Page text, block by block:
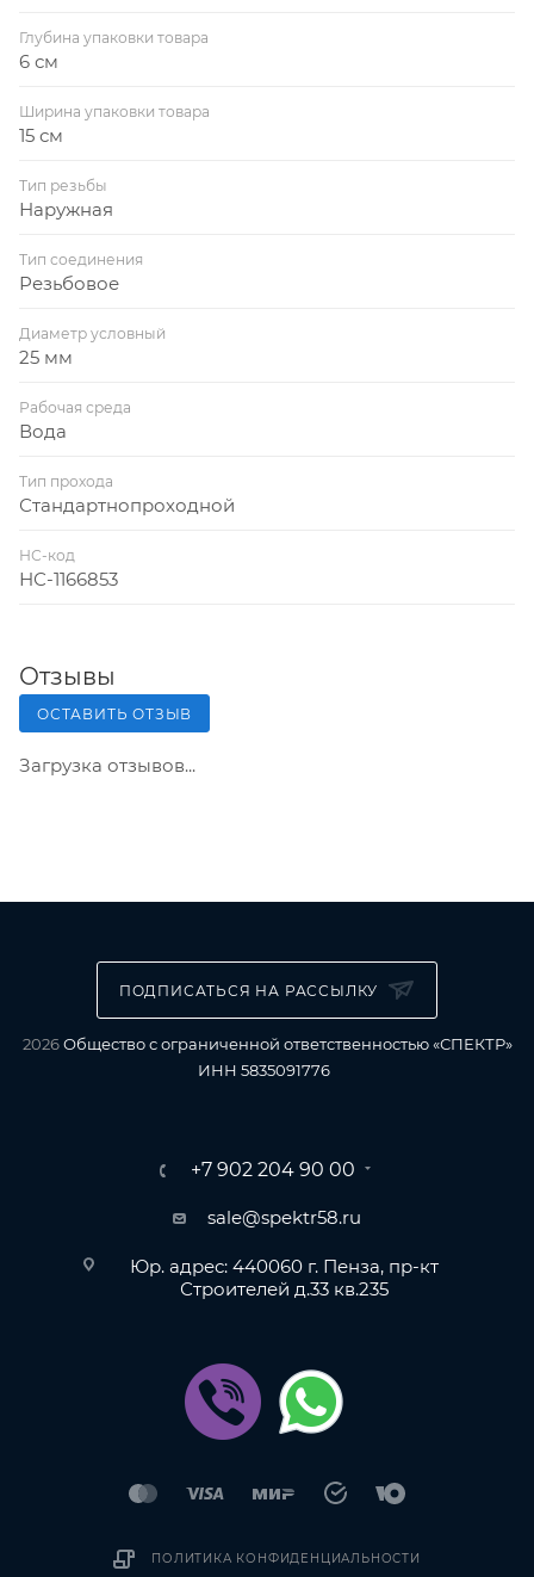
Глубина упаковки товара
6 см
Ширина упаковки товара
15 см
Тип резьбы
Наружная
Тип соединения
Резьбовое
Диаметр условный
25 мм
Рабочая среда
Вода
Тип прохода
Стандартнопроходной
НС-код
НС-1166853
Отзывы
ОСТАВИТЬ ОТЗЫВ
Загрузка отзывов...
ПОДПИСАТЬСЯ НА РАССЫЛКУ
2026Общество с ограниченной ответственностью «СПЕКТР»
ИНН 5835091776
+7 902 204 90 00
sale@spektr58.ru
Юр. адрес: 440060 г. Пенза, пр-кт
Строителей д.33 кв.235
ПОЛИТИКА КОНФИДЕНЦИАЛЬНОСТИ